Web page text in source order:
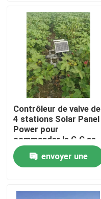
Visite de l'usine
Contrôle de la qualité
Nous contacter
Nouvelles
Les affaires
Le blog
Contrôleur de valve de
4 stations Solar Panel
Power pour
commander le C.C se
verrouillant
automatiquement
envoyer une